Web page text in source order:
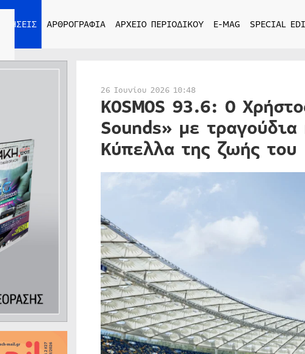
ΕΙΔΗΣΕΙΣ ΑΡΘΡΟΓΡΑΦΙΑ ΑΡΧΕΙΟ ΠΕΡΙΟΔΙΚΟΥ E-MAG SPECIAL
26 Ιουνίου 2026 10:48
KOSMOS 93.6: Ο
Sounds» με
Κύπελλα της ζωής του